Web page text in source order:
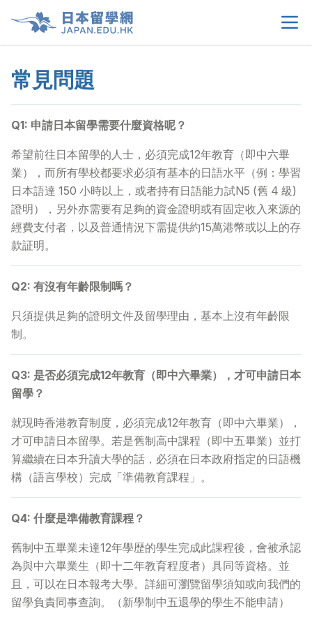
首頁
留學選擇 >
學生須知 >
生活情報 >
當地申請文件 >
聯絡我們
常見問題
Q1: 申請日本留學需要什麼資格呢？
希望前往日本留學的人士，必須完成12年教育（即中六畢
業），而所有學校都要求必須有基本的日語水平（例：學習
日本語達 150 小時以上，或者持有日語能力試N5 (舊 4 級)
證明），另外亦需要有足夠的資金證明或有固定收入來源的
經費支付者，以及普通情況下需提供約15萬港幣或以上的存
款証明。
Q2: 有沒有年齡限制嗎？
只須提供足夠的證明文件及留學理由，基本上沒有年齡限
制。
Q3: 是否必須完成12年教育（即中六畢業），才可申請日本
留學？
就現時香港教育制度，必須完成12年教育（即中六畢業），
才可申請日本留學。若是舊制高中課程（即中五畢業）並打
算繼續在日本升讀大學的話，必須在日本政府指定的日語機
構（語言學校）完成「準備教育課程」。
Q4: 什麼是準備教育課程？
舊制中五畢業未達12年學歴的學生完成此課程後，會被承認
為與中六畢業生（即十二年教育程度者）具同等資格。並
且，可以在日本報考大學。詳細可瀏覽留學須知或向我們的
留學負責同事查詢。（新學制中五退學的學生不能申請）